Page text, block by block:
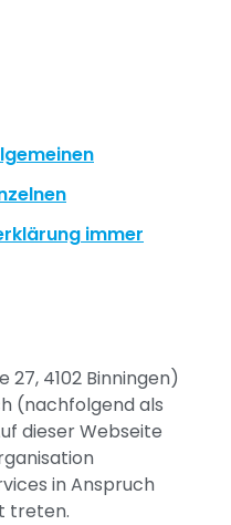
immer
27, 4102 Binningen)
(nachfolgend als
dieser Webseite
in Anspruch
treten.